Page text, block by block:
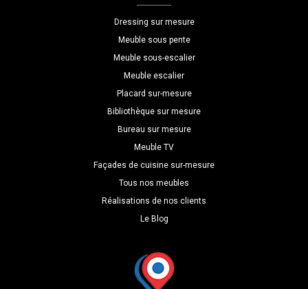
Dressing sur mesure
Meuble sous pente
Meuble sous-escalier
Meuble escalier
Placard sur-mesure
Bibliothèque sur mesure
Bureau sur mesure
Meuble TV
Façades de cuisine sur-mesure
Tous nos meubles
Réalisations de nos clients
Le Blog